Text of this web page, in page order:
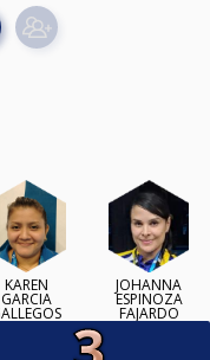
KAREN
GARCIA
JOHANNA
ESPINOZA
FAJARDO